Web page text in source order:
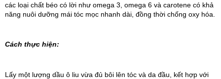
các loại chất béo có lời như omega 3, omega 6 và carotene có khả
năng nuôi dưỡng mái tóc mọc nhanh dài, đồng thời chống oxy hóa.
Cách thực hiện:
Lấy một lượng dầu ô liu vừa đủ bôi lên tóc và da đầu, kết hợp với